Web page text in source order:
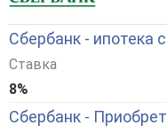
Сбербанк - ипотека
Ставка
8%
Сбербанк -